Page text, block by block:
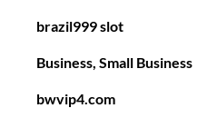
brazil999 slot
Business, Small Business
bwvip4.com